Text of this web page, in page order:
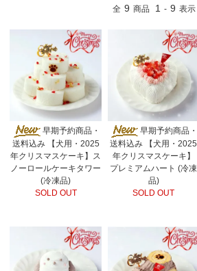
全 9 商品 1 - 9 表示
早期予約商品・
送料込み 【犬用・2025
年クリスマスケーキ】ス
ノーロールケーキタワー
(冷凍品)
SOLD OUT
早期予約商品・
送料込み 【犬用・2025
年クリスマスケーキ】
プレミアムハート (冷凍
品)
SOLD OUT